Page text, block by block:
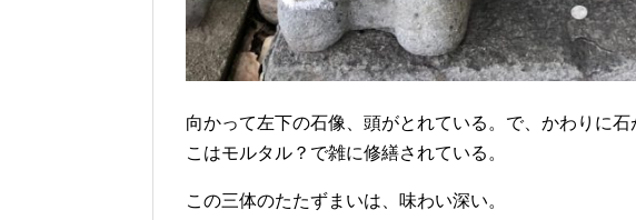
向かって左下の石像、頭がとれている。で、かわりに
こはモルタル？で雑に修繕されている。
この三体のたたずまいは、味わい深い。